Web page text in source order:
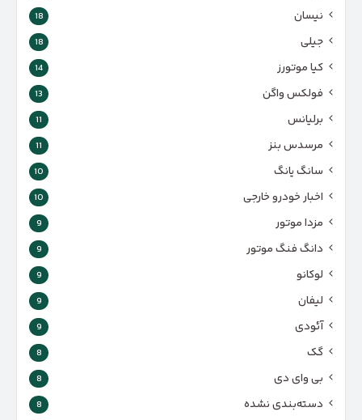
نیسان 18
جیلی 18
کیا موتورز 14
فولکس واگن 13
برلیانس 11
مرسدس بنز 11
سانگ یانگ 10
اخبار خودرو خارجی 10
مزدا موتور 9
دانگ فنگ موتور 9
لوکانو 9
لیفان 9
آئودی 9
گک 8
بی وای دی 8
دسته‌بندی نشده 8